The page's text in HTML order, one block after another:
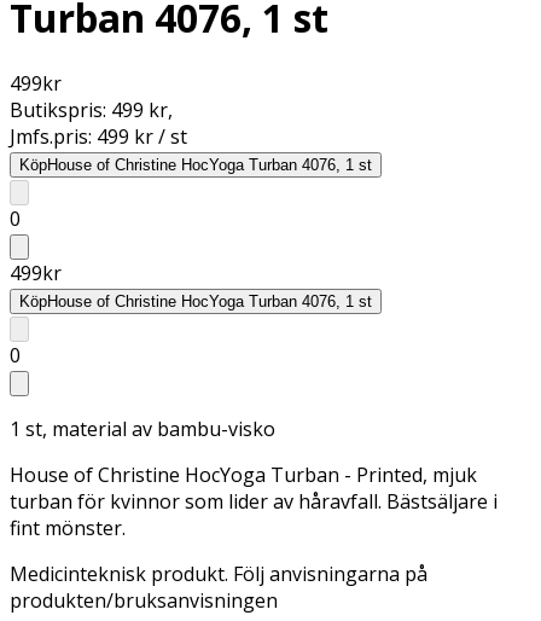
Turban 4076, 1 st
499kr
Butikspris: 499 kr,
Jmfs.pris: 499 kr / st
KöpHouse of Christine HocYoga Turban 4076, 1 st
0
499kr
KöpHouse of Christine HocYoga Turban 4076, 1 st
0
1 st, material av bambu-visko
House of Christine HocYoga Turban - Printed, mjuk
turban för kvinnor som lider av håravfall. Bästsäljare i
fint mönster.
Medicinteknisk produkt. Följ anvisningarna på
produkten/bruksanvisningen